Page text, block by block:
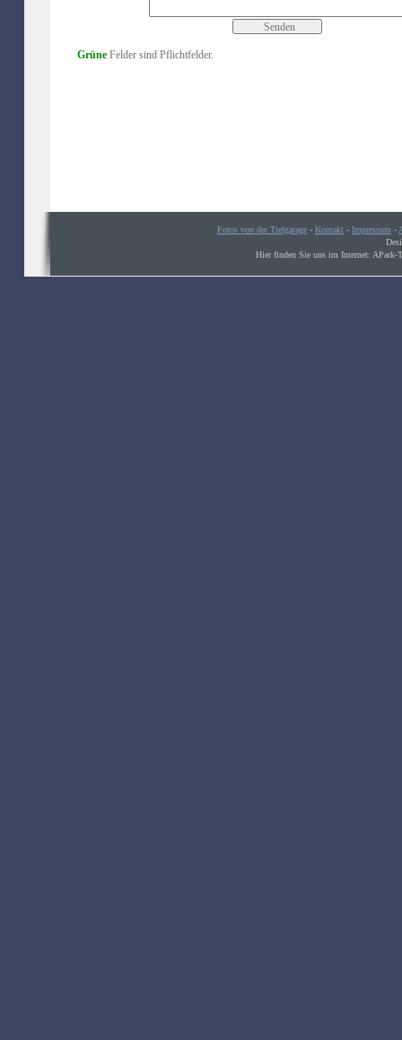
Grüne Felder sind Pflichtfelder.
Fotos von der Tiefgarage - Kontakt - Impressum -
Hier finden Sie uns im Internet: APark-